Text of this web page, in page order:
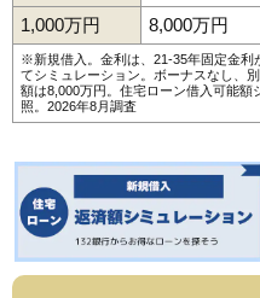
1,000万円
8,000万円
※新規借入。金利は、21-35年固定金利
てシミュレーション。ボーナスなし、
額は8,000万円。 住宅ローン借入可能額
照。2026年8月調査